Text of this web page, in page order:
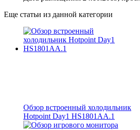
Еще статьи из данной категории
Обзор встроенный холодильник
Hotpoint Day1 HS1801AA.1